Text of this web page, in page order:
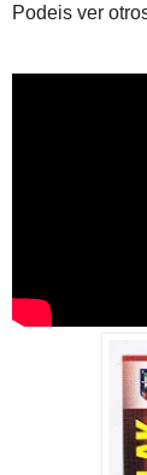
Podeis ver